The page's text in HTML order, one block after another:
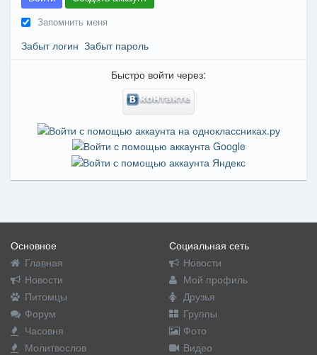
Запомнить меня
Забыт логин Забыт пароль
Быстро войти через:
Основное
Главная
Новости
Питомцы
Форум
Часовня
Молитвослов
Социальная сеть
Новости
Мой профиль
Друзья
Группы
Фото
Видео